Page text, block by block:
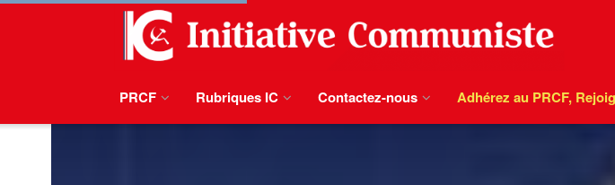
PRCF Rubriques IC Contactez-nous Adhérez au PRCF,